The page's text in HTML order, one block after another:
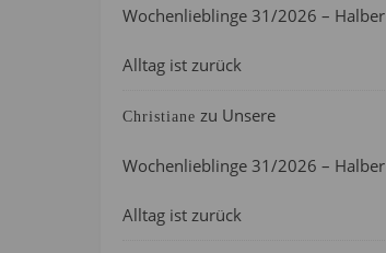
Wochenlieblinge 31/2026 – Halber
Alltag ist zurück
Christiane zu Unsere
Wochenlieblinge 31/2026 – Halber
Alltag ist zurück